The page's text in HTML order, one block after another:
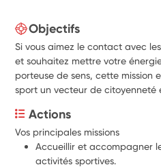
Objectifs
Si vous aimez le contact avec
et souhaitez mettre votre
porteuse de sens, cette mission
sport un vecteur de citoyenneté
Actions
Vos principales missions
Accueillir et accompagner
activités sportives.